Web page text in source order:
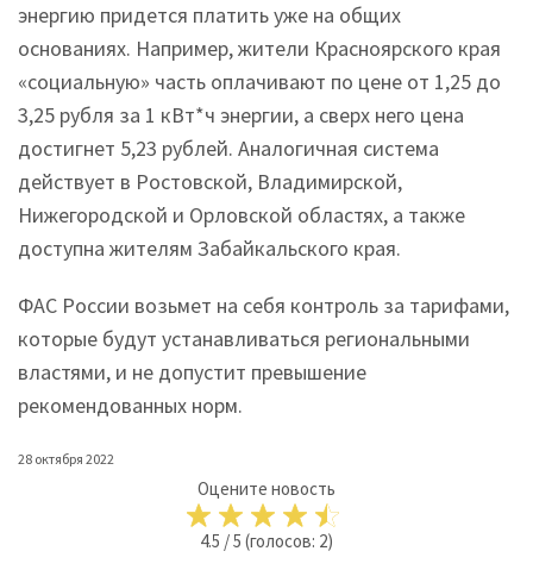
энергию придется платить уже на общих
основаниях. Например, жители Красноярского края
«социальную» часть оплачивают по цене от 1,25 до
3,25 рубля за 1 кВт*ч энергии, а сверх него цена
достигнет 5,23 рублей. Аналогичная система
действует в Ростовской, Владимирской,
Нижегородской и Орловской областях, а также
доступна жителям Забайкальского края.
ФАС России возьмет на себя контроль за тарифами,
которые будут устанавливаться региональными
властями, и не допустит превышение
рекомендованных норм.
28 октября 2022
Оцените новость
4.5 /5 (голосов: 2)